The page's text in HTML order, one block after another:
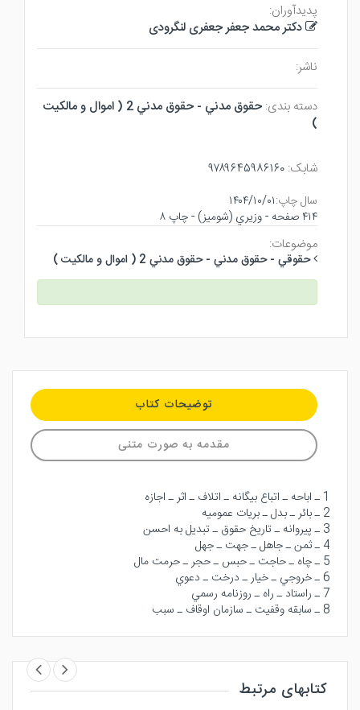
پدیدآوران:
دکتر محمد جعفر جعفری لنگرودی
ناشر:
دسته بندی:
حقوق مدني - حقوق مدني 2 ( اموال و مالكيت
)
شابک: ۹۷۸۹۶۴۵۹۸۶۱۶۰
سال چاپ:۱۴۰۴/۱۰/۰۱
۴۱۴ صفحه - وزيري (شوميز) - چاپ ۸
موضوعات:
حقوقي - حقوق مدني - حقوق مدني 2 ( اموال و مالكيت )
توضیحات کتاب
مقدمه به صورت متنی
1 ـ اباحه ـ اتباع بيگانه ـ اتلاف ـ اثر ـ اجازه
2 ـ بائر ـ بدل ـ بريات عموميه
3 ـ پيروانه ـ تاريخ حقوق ـ تبديل به احسن
4 ـ ثمن ـ جاهل ـ جهت ـ جهل
5 ـ چاه ـ حاجت ـ حبس ـ حجر ـ حرمت مال
6 ـ خروجي ـ خيار ـ درخت ـ دعوي
7 ـ راستاد ـ راه ـ روزنامه رسمي
8 ـ سابقه وقفيت ـ سازمان اوقاف ـ سبب
کتابهای مرتبط